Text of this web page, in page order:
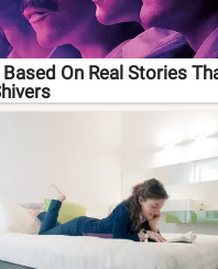
On Real Stories